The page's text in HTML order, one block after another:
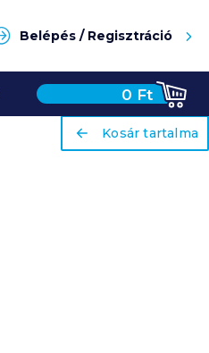
Belépés / Regisztráció
0 Ft
ariaLabel
Kosár tartalma